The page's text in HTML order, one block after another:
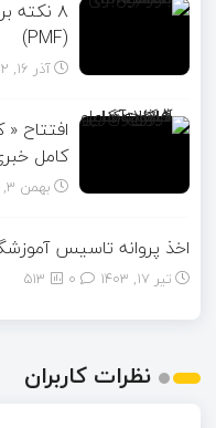
۸
(PMF)
آذر ۱۶, ۱۴۰۲
کامل
بهمن ۳, ۱۴۰۳
اخذ پروانه تاسیس
تیر ۱۷, ۱۴۰۳ 513
نظرات کاربران